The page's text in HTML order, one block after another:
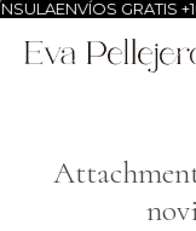
ENVÍOS GRATIS